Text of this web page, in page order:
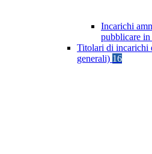
Incarichi
pubblicare in
Titolari di incarichi
generali) 16